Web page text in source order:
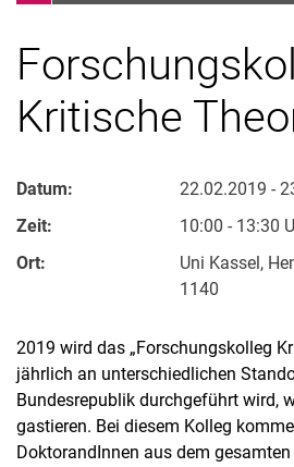
Kritische
Datum:
22.02.2019 -
Zeit:
10:00 - 13:30
Ort:
Uni Kassel,
1140
2019 wird das „Forschungskolleg
jährlich an unterschiedlichen
Bundesrepublik durchgeführt wird,
gastieren. Bei diesem Kolleg
DoktorandInnen aus dem